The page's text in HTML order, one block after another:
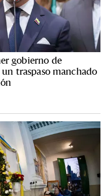
gobierno de
traspaso manchado